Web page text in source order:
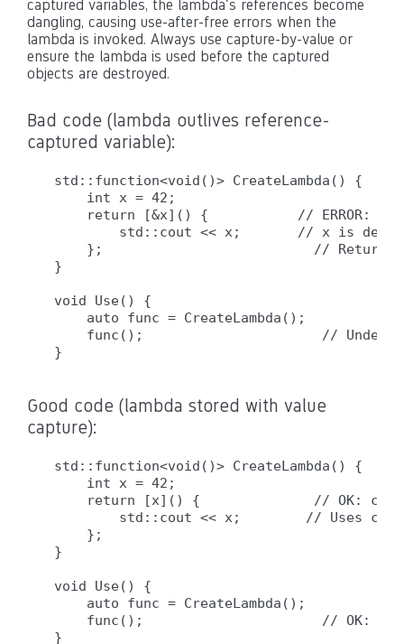
captured variables, the lambda's references become
dangling, causing use-after-free errors when the
lambda is invoked. Always use capture-by-value or
ensure the lambda is used before the captured
objects are destroyed.
Bad code (lambda outlives reference-
captured variable):
std::function<void()> CreateLambda() {
    int x = 42;
return [&x]() {           // ERROR:
std::cout << x;       // x is
};                          //
}
void Use() {
    auto func = CreateLambda();
func();                      //
Good code (lambda stored with value
capture):
std::function<void()> CreateLambda() {
    int x = 42;
return [x]() {              // OK:
std::cout << x;        // Uses
    };
}
void Use() {
    auto func = CreateLambda();
func();                      // OK: x